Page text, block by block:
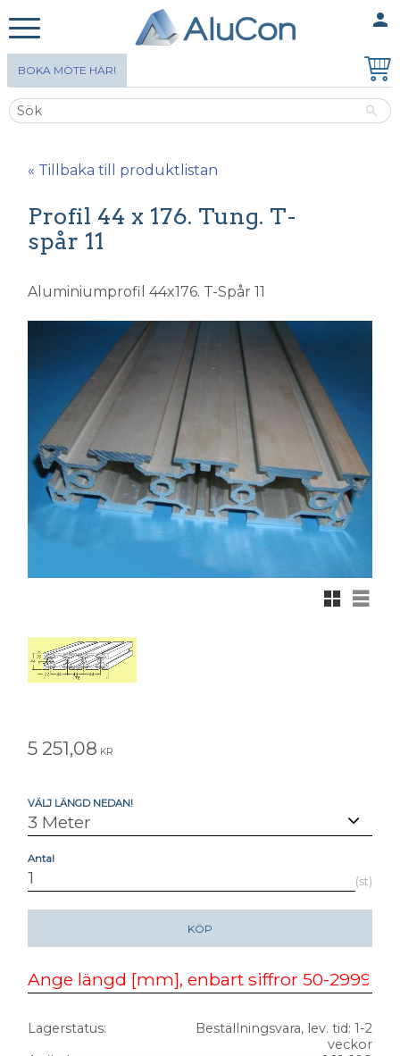
person
BOKA MÖTE HÄR!
« Tillbaka till produktlistan
Profil 44 x 176. Tung. T-
spår 11
Aluminiumprofil 44x176. T-Spår 11
Rutnätsvy
Listvy
5 251,08 KR
VÄLJ LÄNGD NEDAN!
Antal
st
KÖP
Lagerstatus
Beställningsvara, lev. tid: 1-2
veckor